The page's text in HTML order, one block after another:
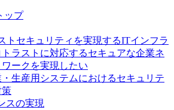
ップ
トセキュリティを実現するITインフラ
トラストに対応するセキュアな企業ネ
ワークを実現したい
・生産用システムにおけるセキュリテ
策
スの実現